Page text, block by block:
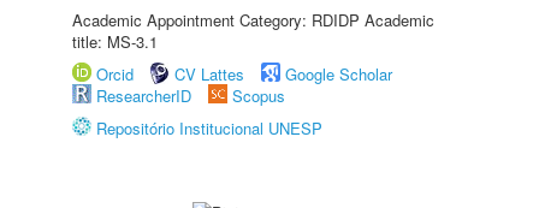
Academic Appointment Category: RDIDP Academic
title: MS-3.1
Orcid
CV Lattes
Google Scholar
ResearcherID
Scopus
Repositório Institucional UNESP